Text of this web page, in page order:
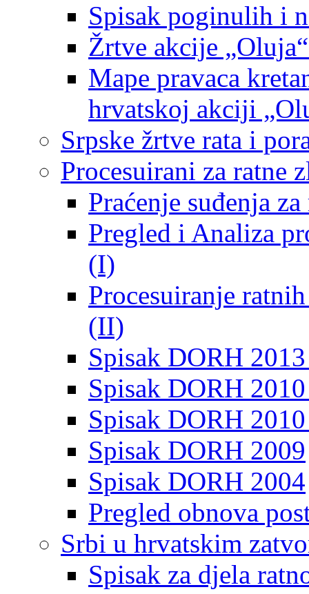
Spisak poginulih i
Žrtve akcije
Mape pravaca
hrvatskoj akciji
Srpske žrtve rata i
Procesuirani za ratne
Praćenje suđenja
Pregled i Analiza
(I)
Procesuiranje
(II)
Spisak DORH
Spisak DORH
Spisak DORH
Spisak DORH 2009
Spisak DORH 2004
Pregled obnova
Srbi u hrvatskim
Spisak za djela